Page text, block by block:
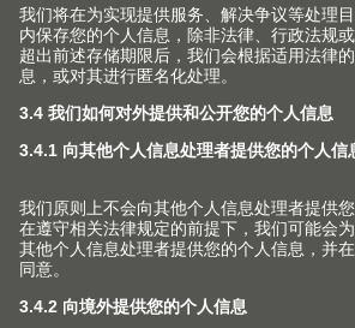
钻孔和五金件安装机器
我们丰富多样的钻孔和五金件安装机
解决方案，满足您的日常加工情形。